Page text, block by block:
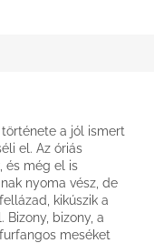
a jól ismert
el. Az óriás
és még el is
nyoma vész, de
kikúszik a
bizony, a
meséket